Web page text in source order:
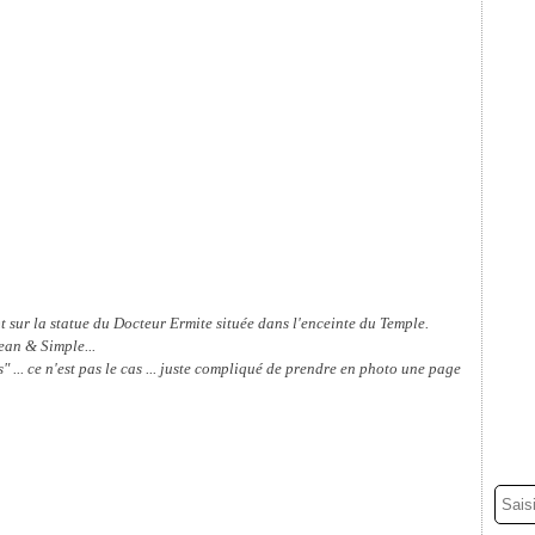
la statue du Docteur Ermite située dans l'enceinte du Temple.
& Simple...
ce n'est pas le cas ... juste compliqué de prendre en photo une page